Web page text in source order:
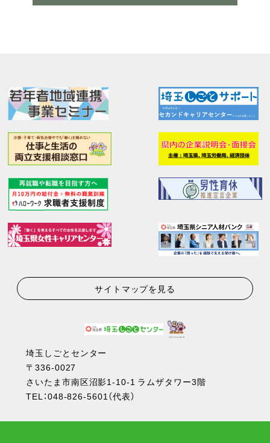
サイトマップを見る
埼玉しごとセンター
〒336-0027
さいたま市南区沼影1-10-1 ラムザタワー3階
TEL：048-826-5601（代表）